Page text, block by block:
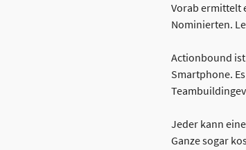
Vorab ermittelt
Nominierten.
Actionbound
Smartphone.
Jeder kann
Ganze sogar